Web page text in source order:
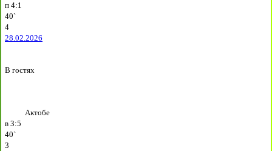
п 4:1
40`
4
28.02.2026
В гостях
Актобе
в 3:5
40`
3